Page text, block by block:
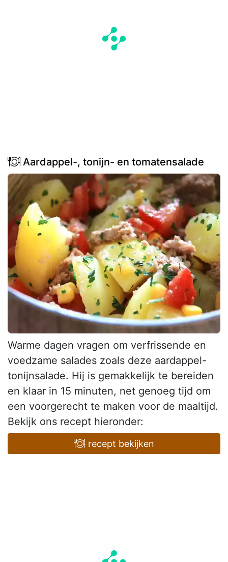
Aardappel-, tonijn- en tomatensalade
Warme dagen vragen om verfrissende en
voedzame salades zoals deze aardappel-
tonijnsalade. Hij is gemakkelijk te bereiden
en klaar in 15 minuten, net genoeg tijd om
een voorgerecht te maken voor de maaltijd.
Bekijk ons recept hieronder:
recept bekijken